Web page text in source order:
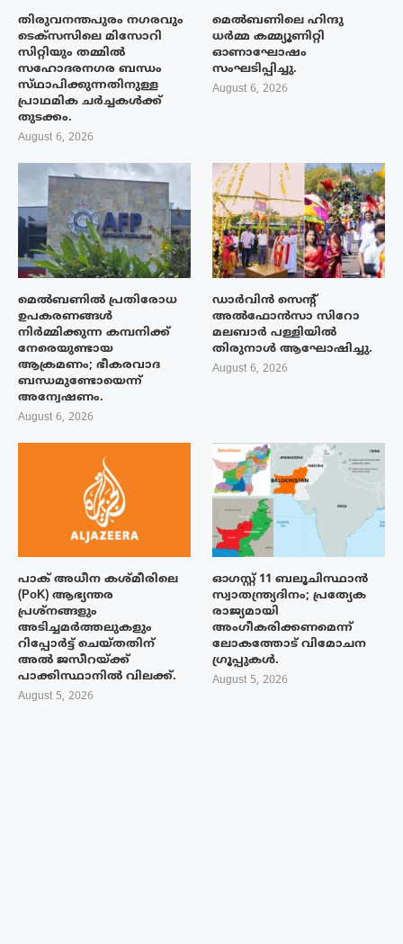
തിരുവനന്തപുരം നഗരവും
ടെക്‌സസിലെ മിസോറി
സിറ്റിയും തമ്മിൽ
സഹോദരനഗര ബന്ധം
സ്‌ഥാപിക്കുന്നതിനുള്ള
പ്രാഥമിക ചർച്ചകൾക്ക്
തുടക്കം.
August 6, 2026
മെൽബണിലെ ഹിന്ദു
ധർമ്മ കമ്മ്യൂണിറ്റി
ഓണാഘോഷം
സംഘടിപ്പിച്ചു.
August 6, 2026
മെൽബണിൽ പ്രതിരോധ
ഉപകരണങ്ങൾ
നിർമ്മിക്കുന്ന കമ്പനിക്ക്
നേരെയുണ്ടായ
ആക്രമണം; ഭീകരവാദ
ബന്ധമുണ്ടോയെന്ന്
അന്വേഷണം.
August 6, 2026
ഡാർവിൻ സെന്റ്
അൽഫോൻസാ സിറോ
മലബാർ പള്ളിയിൽ
തിരുനാൾ ആഘോഷിച്ചു.
August 6, 2026
പാക് അധീന കശ്മീരിലെ
(PoK) ആഭ്യന്തര
പ്രശ്നങ്ങളും
അടിച്ചമർത്തലുകളും
റിപ്പോർട്ട് ചെയ്തതിന്
അൽ ജസീറയ്‌ക്ക്
പാക്കിസ്ഥാനിൽ വിലക്ക്.
August 5, 2026
ഓഗസ്റ്റ് 11 ബലൂചിസ്ഥാൻ
സ്വാതന്ത്ര്യദിനം; പ്രത്യേക
രാജ്യമായി
അംഗീകരിക്കണമെന്ന്
ലോകത്തോട് വിമോചന
ഗ്രൂപ്പുകൾ.
August 5, 2026